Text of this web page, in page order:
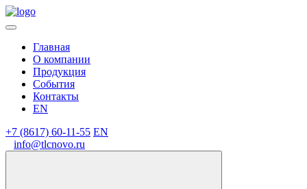
Главная
О компании
Продукция
События
Контакты
EN
+7 (8617) 60-11-55 EN
info@tlcnovo.ru